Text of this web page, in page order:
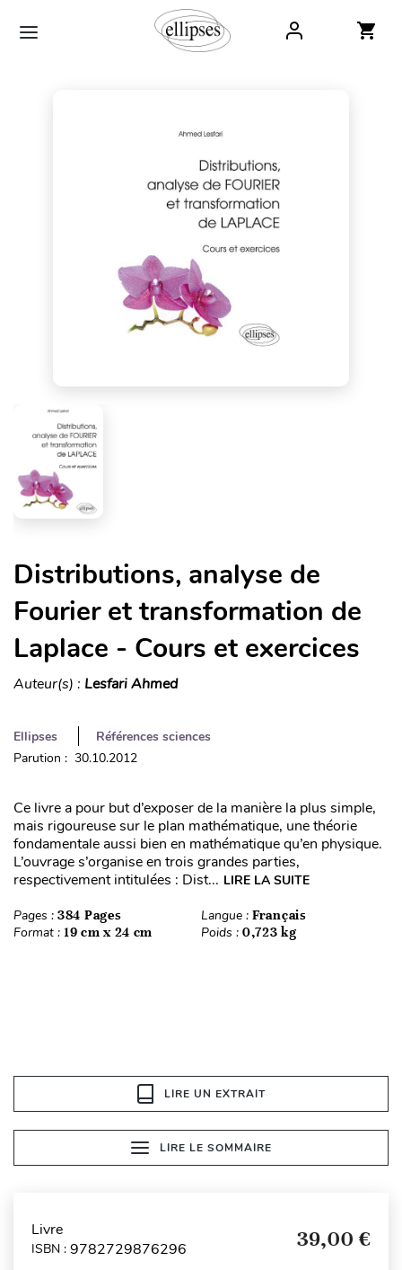
Distributions, analyse de
Fourier et transformation de
Laplace - Cours et exercices
Auteur(s) : Lesfari Ahmed
Ellipses
Références sciences
Parution : 30.10.2012
Ce livre a pour but d’exposer de la manière la plus simple,
mais rigoureuse sur le plan mathématique, une théorie
fondamentale aussi bien en mathématique qu’en physique.
L’ouvrage s’organise en trois grandes parties,
respectivement intitulées : Dist... LIRE LA SUITE
Pages : 384 Pages Langue : Français
Format : 19 cm x 24 cm Poids : 0,723 kg
LIRE UN EXTRAIT
LIRE LE SOMMAIRE
Livre
ISBN : 9782729876296 39,00 €